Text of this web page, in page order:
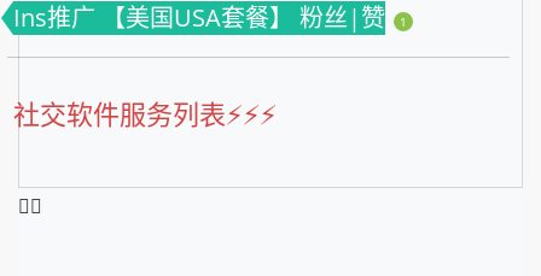
Ins推广 【美国USA套餐】 粉丝|赞 1
社交软件服务列表⚡️⚡️⚡️
❤️‍🔥